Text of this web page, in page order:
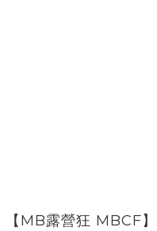
【MB露營狂 MBCF】